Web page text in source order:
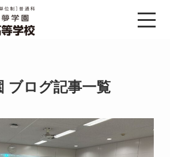
ブログ記事一覧